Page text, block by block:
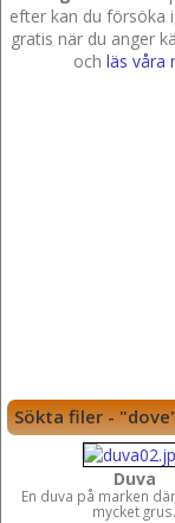
efter kan du försöka
gratis när du anger
och läs våra
Sökta filer -
Duva
En duva på marken
mycket grus.